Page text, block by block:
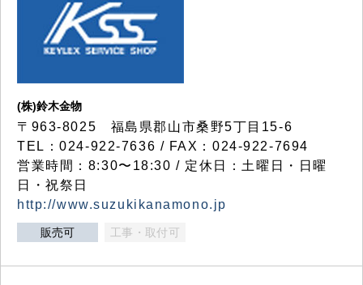
(株)鈴木金物
〒963-8025 福島県郡山市桑野5丁目15-6
TEL：024-922-7636 / FAX：024-922-7694
営業時間：8:30〜18:30 / 定休日：土曜日・日曜
日・祝祭日
http://www.suzukikanamono.jp
販売可 工事・取付可